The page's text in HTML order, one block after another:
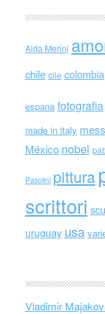
Alda Merini
chile cile colombia
espana fotografia
made in italy
México nobel
Pasolini pittura
scrittori
uruguay usa
Vladimir